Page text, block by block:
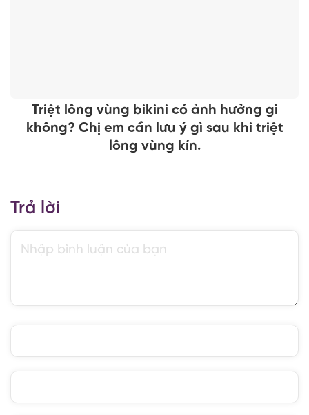
Triệt lông vùng bikini có ảnh hưởng gì
không? Chị em cần lưu ý gì sau khi triệt
lông vùng kín.
Trả lời